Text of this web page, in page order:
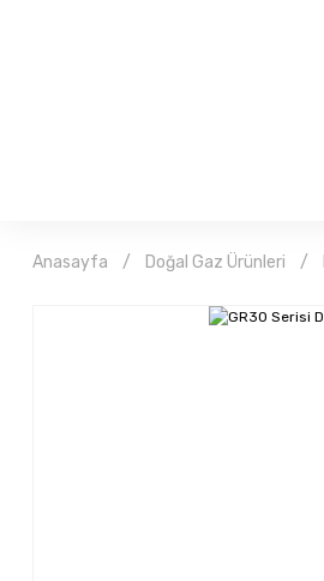
Anasayfa Doğal Gaz Ürünleri